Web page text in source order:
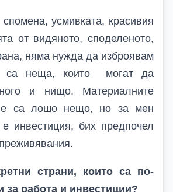
усмивката, красивия
от видяното, споделеното,
няма нужда да изброявам
са неща, които могат да
и нищо. Материалните
са лошо нещо, но за мен
инвестиция, бих предпочел
страни, които са по-
за работа и инвестиции?